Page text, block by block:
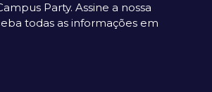
Party. Assine a nossa
todas as informações em